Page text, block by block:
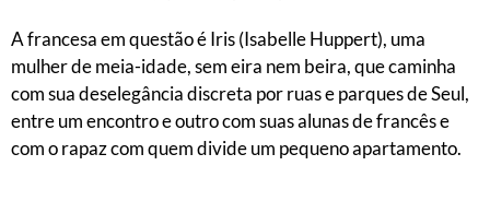
A francesa em questão é Iris (Isabelle Huppert), uma
mulher de meia-idade, sem eira nem beira, que caminha
com sua deselegância discreta por ruas e parques de Seul,
entre um encontro e outro com suas alunas de francês e
com o rapaz com quem divide um pequeno apartamento.